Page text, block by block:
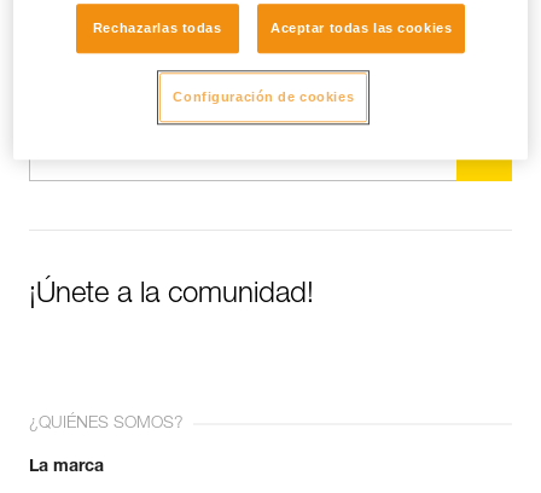
¡Únete a la comunidad!
¿QUIÉNES SOMOS?
La marca
Rechazarlas todas Aceptar todas las cookies
Configuración de cookies